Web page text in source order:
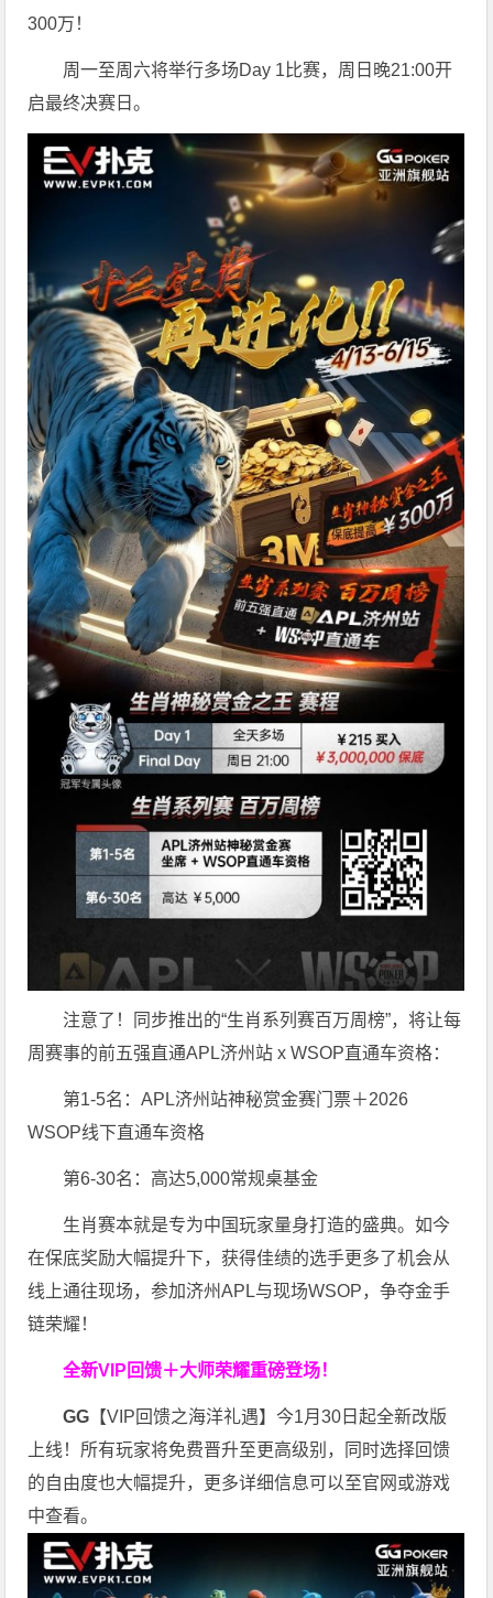
300万！
周一至周六将举行多场Day 1比赛，周日晚21:00开
启最终决赛日。
注意了！同步推出的“生肖系列赛百万周榜”，将让每
周赛事的前五强直通APL济州站 x WSOP直通车资格：
第1-5名：APL济州站神秘赏金赛门票＋2026
WSOP线下直通车资格
第6-30名：高达5,000常规桌基金
生肖赛本就是专为中国玩家量身打造的盛典。如今
在保底奖励大幅提升下，获得佳绩的选手更多了机会从
线上通往现场，参加济州APL与现场WSOP，争夺金手
链荣耀！
全新VIP回馈＋大师荣耀重磅登场！
GG 【VIP回馈之海洋礼遇】今1月30日起全新改版
上线！所有玩家将免费晋升至更高级别，同时选择回馈
的自由度也大幅提升，更多详细信息可以至官网或游戏
中查看。